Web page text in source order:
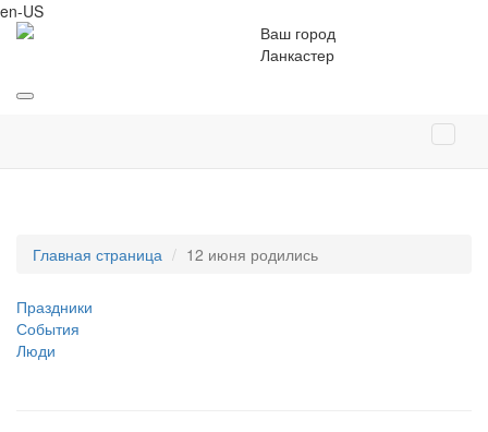
en-US
Ваш город
Ланкастер
Главная страница 12 июня родились
Праздники
События
Люди